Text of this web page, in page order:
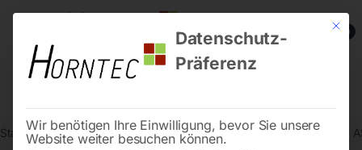
0
Start Holzbearbeitung Holzbandsägen Holzbandsäge HBS 840
Mit
Datenschutz-
Präferenz
Wir benötigen Ihre Einwilligung, bevor Sie unsere
Website weiter besuchen können.